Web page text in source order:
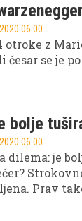
06.00
otroke z
česar se je
bolje
06.00
dilema: je
Prav